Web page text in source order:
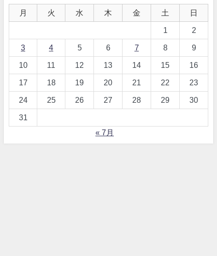
月 火 水 木 金 土 日
1 2
3 4 5 6 7 8 9
10 11 12 13 14 15 16
17 18 19 20 21 22 23
24 25 26 27 28 29 30
31
« 7月